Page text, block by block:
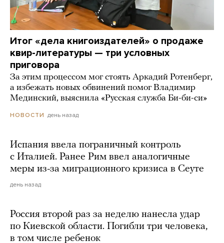
Итог «дела книгоиздателей» о продаже
квир-литературы — три условных
приговора
За этим процессом мог стоять Аркадий Ротенберг,
а избежать новых обвинений помог Владимир
Мединский, выяснила «Русская служба Би-би-си»
НОВОСТИ день назад
Испания ввела пограничный контроль
с Италией. Ранее Рим ввел аналогичные
меры из-за миграционного кризиса в Сеуте
день назад
Россия второй раз за неделю нанесла удар
по Киевской области. Погибли три человека,
в том числе ребенок